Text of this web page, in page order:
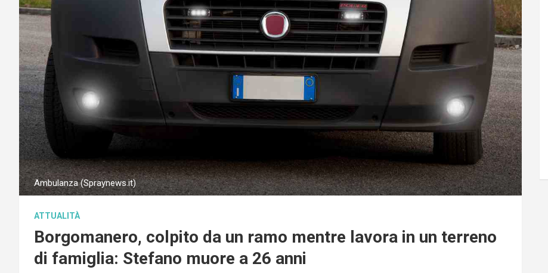
Ambulanza (Spraynews.it)
ATTUALITÀ
Borgomanero, colpito da un ramo mentre lavora in un terreno
di famiglia: Stefano muore a 26 anni